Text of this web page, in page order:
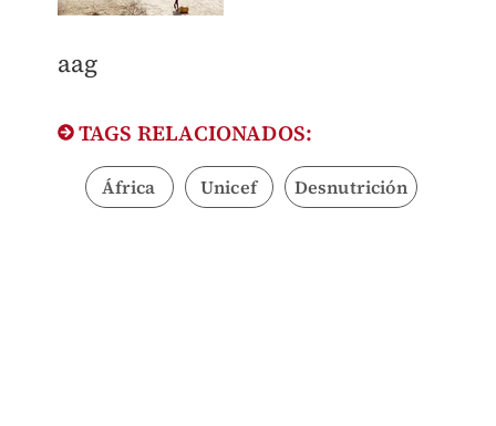
aag
TAGS RELACIONADOS:
África Unicef Desnutrición